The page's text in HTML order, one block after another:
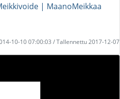
| MaanoMeikkaa
10-10 07:00:03 / Tallennettu 2017-12-07